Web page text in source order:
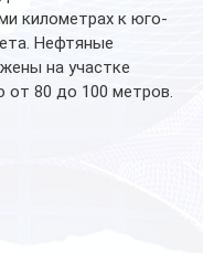
километрах к юго-
Нефтяные
на участке
от 80 до 100 метров.